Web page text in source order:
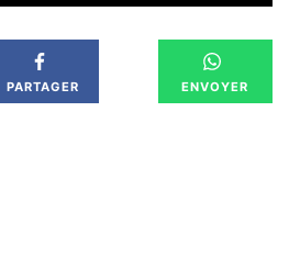
PARTAGER ENVOYER